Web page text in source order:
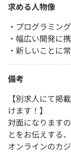
求める人物像
・プログラミン
・幅広い開発に
・新しいことに
備考
【別求人にて掲
けます！】
対面になります
とをお伝えする、
オンラインのカ